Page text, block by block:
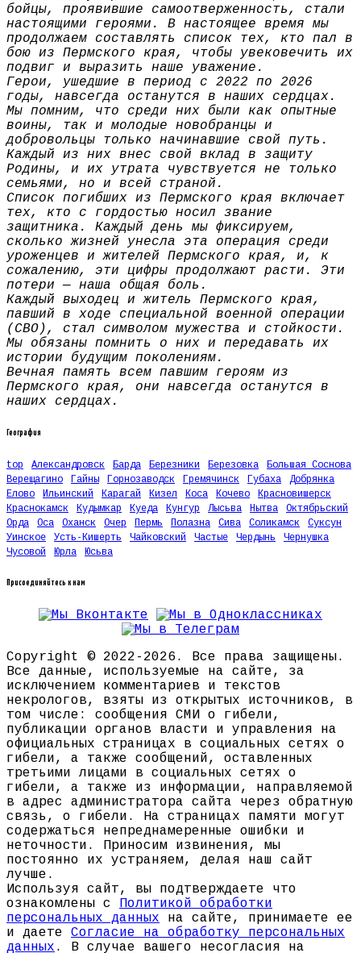
бойцы, проявившие самоотверженность, стали
настоящими героями. В настоящее время мы
продолжаем составлять список тех, кто пал в
бою из Пермского края, чтобы увековечить их
подвиг и выразить наше уважение.
Герои, ушедшие в период с 2022 по 2026
годы, навсегда останутся в наших сердцах.
Мы помним, что среди них были как опытные
воины, так и молодые новобранцы и
добровольцы только начинавшие свой путь.
Каждый из них внес свой вклад в защиту
Родины, и их утрата чувствуется не только
семьями, но и всей страной.
Список погибших из Пермского края включает
тех, кто с гордостью носил звание
защитника. Каждый день мы фиксируем,
сколько жизней унесла эта операция среди
уроженцев и жителей Пермского края, и, к
сожалению, эти цифры продолжают расти. Эти
потери — наша общая боль.
Каждый выходец и житель Пермского края,
павший в ходе специальной военной операции
(СВО), стал символом мужества и стойкости.
Мы обязаны помнить о них и передавать их
истории будущим поколениям.
Вечная память всем павшим героям из
Пермского края, они навсегда останутся в
наших сердцах.
География
top Александровск Барда Березники Березовка
Большая Соснова
Верещагино
Гайны Горнозаводск Гремячинск Губаха
Добрянка
Елово
Ильинский Карагай Кизел Коса Кочево
Красновишерск
Краснокамск
Кудымкар Куеда Кунгур Лысьва Нытва
Октябрьский
Орда
Оса Оханск Очер Пермь Полазна Сива Соликамск
Суксун
Уинское
Усть-Кишерть Чайковский Частые Чердынь
Чернушка
Чусовой
Юрла Юсьва
Присоединяйтесь к нам
Copyright © 2022-2026. Все права защищены.
Все данные, используемые на сайте, за
исключением комментариев и текстов
некрологов, взяты из открытых источников, в
том числе: сообщения СМИ о гибели,
публикации органов власти и управления на
официальных страницах в социальных сетях о
гибели, а также сообщений, оставленных
третьими лицами в социальных сетях о
гибели, а также из информации, направляемой
в адрес администратора сайта через обратную
связь, о гибели. На страницах памяти могут
содержаться непреднамеренные ошибки и
неточности. Приносим извинения, мы
постоянно их устраняем, делая наш сайт
лучше.
Используя сайт, вы подтверждаете что
ознакомлены с Политикой обработки
персональных данных на сайте, принимаете ее
и даете Согласие на обработку персональных
данных . В случае вашего несогласия на